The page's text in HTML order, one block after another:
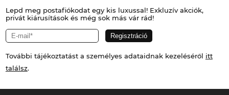
Lepd meg postafiókodat egy kis luxussal! Exkluzív akciók,
privát kiárusítások és még sok más vár rád!
További tájékoztatást a személyes adataidnak kezeléséről itt
találsz.